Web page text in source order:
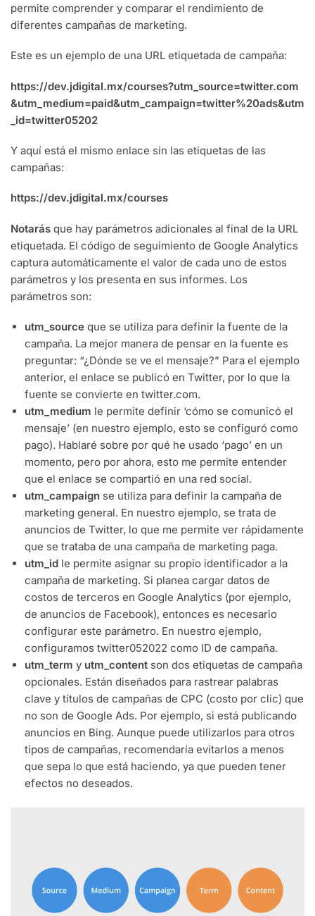
permite comprender y comparar el rendimiento de
diferentes campañas de marketing.
Este es un ejemplo de una URL etiquetada de campaña:
https://dev.jdigital.mx/courses?utm_source=twitter.com
&utm_medium=paid&utm_campaign=twitter%20ads&utm
_id=twitter05202
Y aquí está el mismo enlace sin las etiquetas de las
campañas:
https://dev.jdigital.mx/courses
Notarás que hay parámetros adicionales al final de la URL
etiquetada. El código de seguimiento de Google Analytics
captura automáticamente el valor de cada uno de estos
parámetros y los presenta en sus informes. Los
parámetros son:
utm_source que se utiliza para definir la fuente de la
campaña. La mejor manera de pensar en la fuente es
preguntar: “¿Dónde se ve el mensaje?” Para el ejemplo
anterior, el enlace se publicó en Twitter, por lo que la
fuente se convierte en twitter.com.
utm_medium le permite definir ‘cómo se comunicó el
mensaje’ (en nuestro ejemplo, esto se configuró como
pago). Hablaré sobre por qué he usado ‘pago’ en un
momento, pero por ahora, esto me permite entender
que el enlace se compartió en una red social.
utm_campaign se utiliza para definir la campaña de
marketing general. En nuestro ejemplo, se trata de
anuncios de Twitter, lo que me permite ver rápidamente
que se trataba de una campaña de marketing paga.
utm_id le permite asignar su propio identificador a la
campaña de marketing. Si planea cargar datos de
costos de terceros en Google Analytics (por ejemplo,
de anuncios de Facebook), entonces es necesario
configurar este parámetro. En nuestro ejemplo,
configuramos twitter052022 como ID de campaña.
utm_term y utm_content son dos etiquetas de campaña
opcionales. Están diseñados para rastrear palabras
clave y títulos de campañas de CPC (costo por clic) que
no son de Google Ads. Por ejemplo, si está publicando
anuncios en Bing. Aunque puede utilizarlos para otros
tipos de campañas, recomendaría evitarlos a menos
que sepa lo que está haciendo, ya que pueden tener
efectos no deseados.